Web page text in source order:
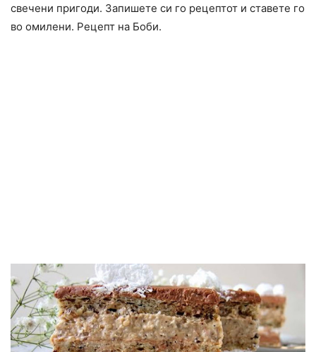
свечени пригоди. Запишете си го рецептот и ставете го
во омилени. Рецепт на Боби.